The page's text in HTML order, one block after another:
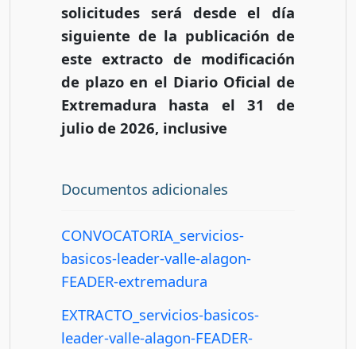
solicitudes será desde el día
siguiente de la publicación de
este extracto de modificación
de plazo en el Diario Oficial de
Extremadura hasta el 31 de
julio de 2026, inclusive
Documentos adicionales
CONVOCATORIA_servicios-
basicos-leader-valle-alagon-
FEADER-extremadura
EXTRACTO_servicios-basicos-
leader-valle-alagon-FEADER-